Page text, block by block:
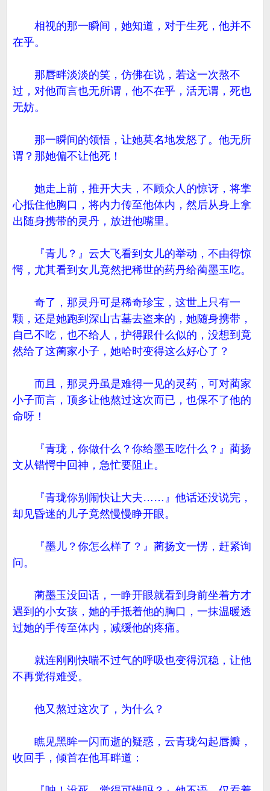
相视的那一瞬间，她知道，对于生死，他并不
在乎。
那唇畔淡淡的笑，仿佛在说，若这一次熬不
过，对他而言也无所谓，他不在乎，活无谓，死也
无妨。
那一瞬间的领悟，让她莫名地发怒了。他无所
谓？那她偏不让他死！
她走上前，推开大夫，不顾众人的惊讶，将掌
心抵住他胸口，将内力传至他体内，然后从身上拿
出随身携带的灵丹，放进他嘴里。
『青儿？』云大飞看到女儿的举动，不由得惊
愕，尤其看到女儿竟然把稀世的药丹给蔺墨玉吃。
奇了，那灵丹可是稀奇珍宝，这世上只有一
颗，还是她跑到深山古墓去盗来的，她随身携带，
自己不吃，也不给人，护得跟什么似的，没想到竟
然给了这蔺家小子，她哈时变得这么好心了？
而且，那灵丹虽是难得一见的灵药，可对蔺家
小子而言，顶多让他熬过这次而已，也保不了他的
命呀！
『青珑，你做什么？你给墨玉吃什么？』蔺扬
文从错愕中回神，急忙要阻止。
『青珑你别闹快让大夫……』他话还没说完，
却见昏迷的儿子竟然慢慢睁开眼。
『墨儿？你怎么样了？』蔺扬文一愣，赶紧询
问。
蔺墨玉没回话，一睁开眼就看到身前坐着方才
遇到的小女孩，她的手抵着他的胸口，一抹温暖透
过她的手传至体内，减缓他的疼痛。
就连刚刚快喘不过气的呼吸也变得沉稳，让他
不再觉得难受。
他又熬过这次了，为什么？
瞧见黑眸一闪而逝的疑惑，云青珑勾起唇瓣，
收回手，倾首在他耳畔道：